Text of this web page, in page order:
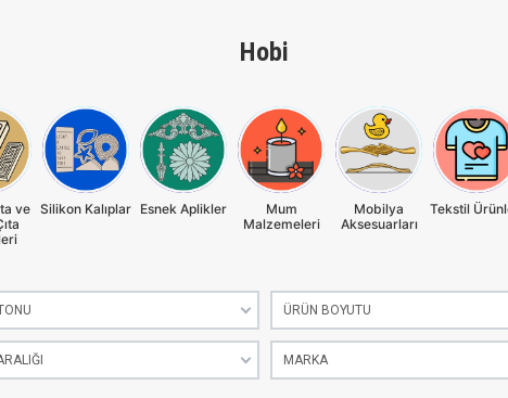
Hobi
ve
Silikon Kalıplar Esnek Aplikler
Mum
Malzemeleri
Mobilya
Aksesuarları
Tekstil
ÜRÜN BOYUTU
MARKA